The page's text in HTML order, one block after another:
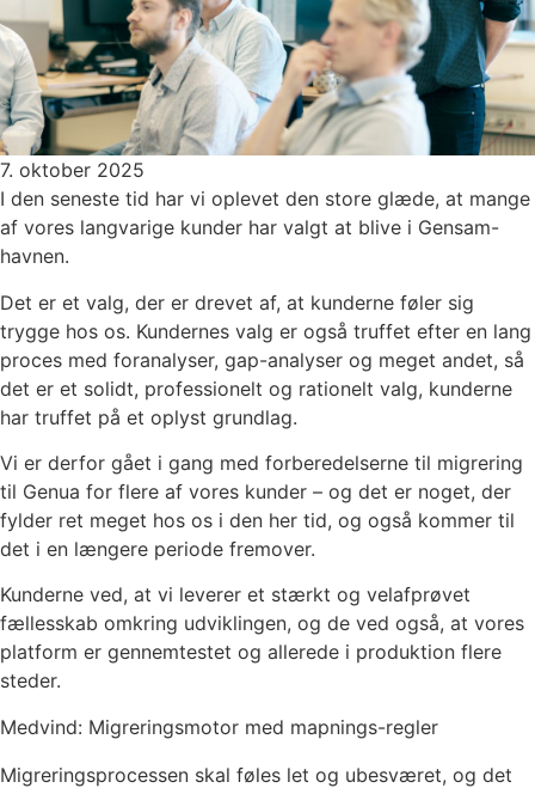
7. oktober 2025
I den seneste tid har vi oplevet den store glæde, at mange
af vores langvarige kunder har valgt at blive i Gensam-
havnen.
Det er et valg, der er drevet af, at kunderne føler sig
trygge hos os. Kundernes valg er også truffet efter en lang
proces med foranalyser, gap-analyser og meget andet, så
det er et solidt, professionelt og rationelt valg, kunderne
har truffet på et oplyst grundlag.
Vi er derfor gået i gang med forberedelserne til migrering
til Genua for flere af vores kunder – og det er noget, der
fylder ret meget hos os i den her tid, og også kommer til
det i en længere periode fremover.
Kunderne ved, at vi leverer et stærkt og velafprøvet
fællesskab omkring udviklingen, og de ved også, at vores
platform er gennemtestet og allerede i produktion flere
steder.
Medvind: Migreringsmotor med mapnings-regler
Migreringsprocessen skal føles let og ubesværet, og det